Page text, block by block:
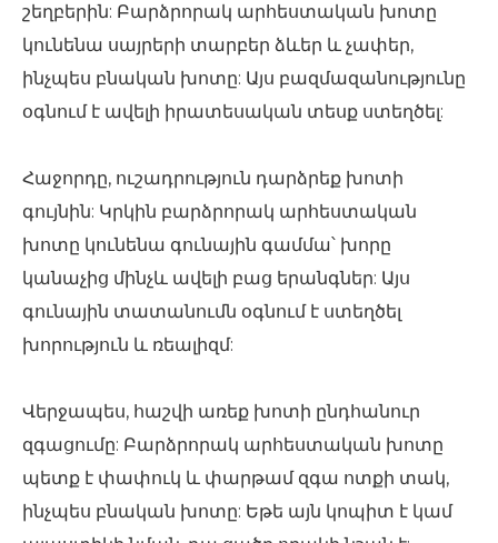
շեղբերին: Բարձրորակ արհեստական ​​խոտը
կունենա սայրերի տարբեր ձևեր և չափեր,
ինչպես բնական խոտը: Այս բազմազանությունը
օգնում է ավելի իրատեսական տեսք ստեղծել:
Հաջորդը, ուշադրություն դարձրեք խոտի
գույնին: Կրկին բարձրորակ արհեստական ​​
խոտը կունենա գունային գամմա՝ խորը
կանաչից մինչև ավելի բաց երանգներ: Այս
գունային տատանումն օգնում է ստեղծել
խորություն և ռեալիզմ:
Վերջապես, հաշվի առեք խոտի ընդհանուր
զգացումը: Բարձրորակ արհեստական ​​խոտը
պետք է փափուկ և փարթամ զգա ոտքի տակ,
ինչպես բնական խոտը: Եթե ​​այն կոպիտ է կամ